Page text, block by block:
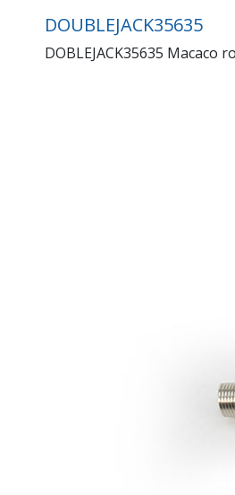
DOUBLEJACK35635
DOBLEJACK35635